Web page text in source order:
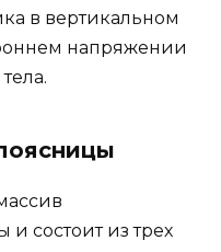
в вертикальном
напряжении
и состоит из трех